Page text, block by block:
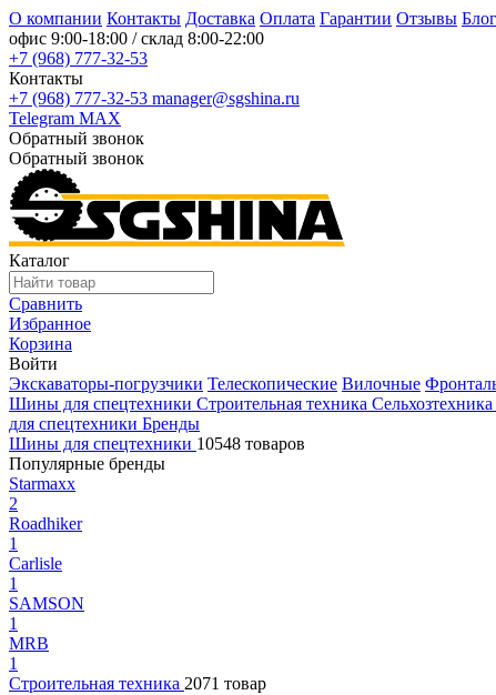
О компании Контакты Доставка Оплата Гарантии Отзывы Блог
офис 9:00-18:00 / склад 8:00-22:00
+7 (968) 777-32-53
Контакты
+7 (968) 777-32-53 manager@sgshina.ru
Telegram MAX
Обратный звонок
Обратный звонок
Каталог
Сравнить
Избранное
Корзина
Войти
Экскаваторы-погрузчики Телескопические Вилочные
Шины для спецтехники Строительная техника Сельхозтехника
для спецтехники Бренды
Шины для спецтехники 10548 товаров
Популярные бренды
Starmaxx
2
Roadhiker
1
Carlisle
1
SAMSON
1
MRB
1
Строительная техника 2071 товар